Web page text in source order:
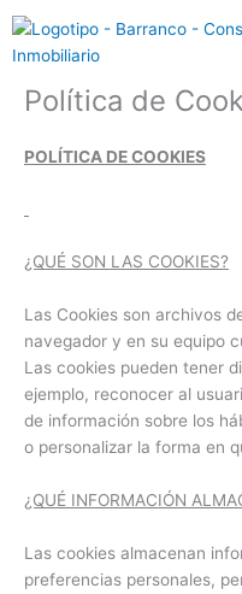
Política de
POLÍTICA DE COOKIES
¿QUÉ SON LAS COOKIES?
Las Cookies son archivos
navegador y en su equipo
Las cookies pueden tener
ejemplo, reconocer al
de información sobre los
o personalizar la forma en
¿QUÉ INFORMACIÓN
Las cookies almacenan
preferencias personales,